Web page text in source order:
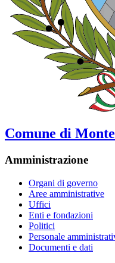
Comune di
Amministrazione
Organi di governo
Aree amministrative
Uffici
Enti e fondazioni
Politici
Personale
Documenti e dati